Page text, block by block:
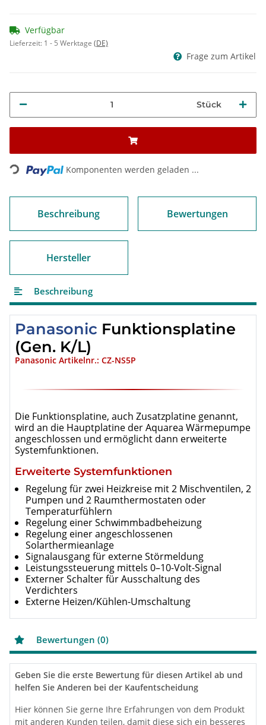
Verfügbar
Lieferzeit: 1 - 5 Werktage (DE)
Frage zum Artikel
Stück
Loading... Komponenten werden geladen ...
Beschreibung Bewertungen
Hersteller
Beschreibung
Panasonic Funktionsplatine
(Gen. K/L)
Panasonic Artikelnr.: CZ-NS5P
Die Funktionsplatine, auch Zusatzplatine genannt,
wird an die Hauptplatine der Aquarea Wärmepumpe
angeschlossen und ermöglicht dann erweiterte
Systemfunktionen.
Erweiterte Systemfunktionen
Regelung für zwei Heizkreise mit 2 Mischventilen, 2
Pumpen und 2 Raumthermostaten oder
Temperaturfühlern
Regelung einer Schwimmbadbeheizung
Regelung einer angeschlossenen
Solarthermieanlage
Signalausgang für externe Störmeldung
Leistungssteuerung mittels 0–10-Volt-Signal
Externer Schalter für Ausschaltung des
Verdichters
Externe Heizen/Kühlen-Umschaltung
Bewertungen (0)
Geben Sie die erste Bewertung für diesen Artikel ab und
helfen Sie Anderen bei der Kaufentscheidung
Hier können Sie gerne Ihre Erfahrungen von dem Produkt
mit anderen Kunden teilen, damit diese sich ein besseres